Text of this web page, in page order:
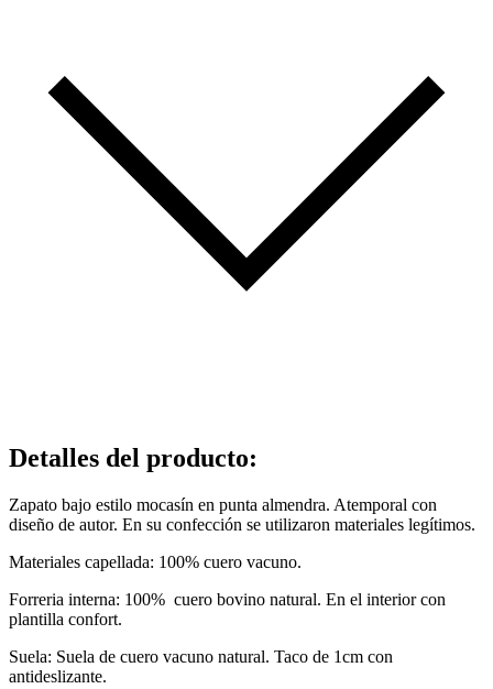
Detalles del producto:
Zapato bajo estilo mocasín en punta almendra. Atemporal con
diseño de autor. En su confección se utilizaron materiales legítimos.
Materiales capellada: 100% cuero vacuno.
Forreria interna: 100% cuero bovino natural. En el interior con
plantilla confort.
Suela: Suela de cuero vacuno natural. Taco de 1cm con
antideslizante.